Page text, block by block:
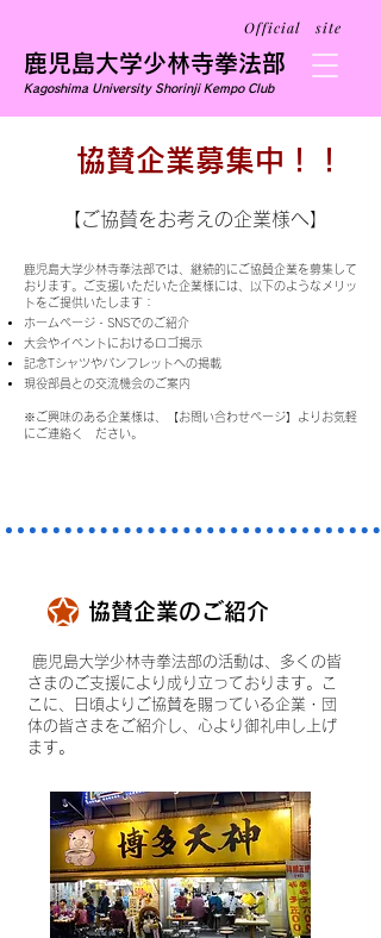
Official site
鹿児島大学少林寺拳法部
Kagoshima University Shorinji Kempo Club
協賛企業募集中！！
【ご協賛をお考えの企業様へ】
鹿児島大学少林寺拳法部では、継続的にご協賛企業を募集して
おります。ご支援いただいた企業様には、以下のようなメリッ
トをご提供いたします：
ホームページ・SNSでのご紹介
大会やイベントにおけるロゴ掲示
記念Tシャツやパンフレットへの掲載
現役部員との交流機会のご案内
※ご興味のある企業様は、【お問い合わせページ】よりお気軽
にご連絡く ださい。
協賛企業のご紹介
鹿児島大学少林寺拳法部の活動は、多くの皆
さまのご支援により成り立っております。こ
こに、日頃よりご協賛を賜っている企業・団
体の皆さまをご紹介し、心より御礼申し上げ
ます。